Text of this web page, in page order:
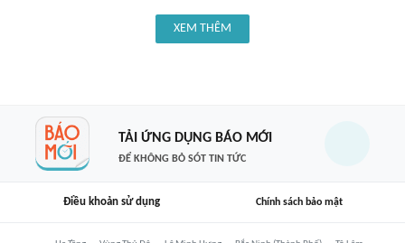
XEM THÊM
TẢI ỨNG DỤNG BÁO MỚI
ĐỂ KHÔNG BỎ SÓT TIN TỨC
Điều khoản sử dụng Chính sách bảo mật